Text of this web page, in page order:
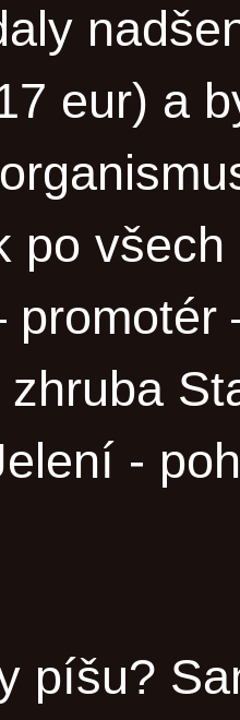
eur) a
po
-
píšu?